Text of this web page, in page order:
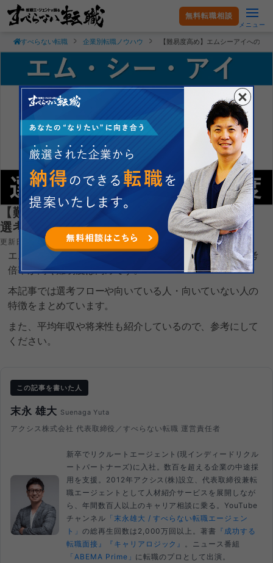
無料転職相談
メニュー
すべらない転職 企業別転職ノウハウ 【難易度高め】エムシーアイへの転
【難易度高め】エムシーアイへの転職方法！
選考フロー・採用倍率・年収まとめ
更新日：2026.02.18
エムシーアイへの転職は、第二新卒・中途採用ともに選考
倍率が高く難易度は高めです。
本記事では選考フローや向いている人・向いていない人の
特徴をまとめています。
また、平均年収や将来性も紹介しているので、参考にして
ください。
この記事を書いた人
末永 雄大 Suenaga Yuta
アクシス株式会社 代表取締役／すべらない転職 運営責任者
新卒でリクルートエージェント(現インディードリクル
ートパートナーズ)に入社。数百を超える企業の中途採
用を支援。2012年アクシス(株)設立、代表取締役兼転
職エージェントとして人材紹介サービスを展開しなが
ら、年間数百人以上のキャリア相談に乗る。YouTube
チャンネル 「末永雄大 / すべらない転職エージェン
ト」 の総再生回数は2,000万回以上。著書 『成功する
転職面接』
『キャリアロジック』
。ニュース番組
「ABEMA Prime」 に転職のプロとして出演。